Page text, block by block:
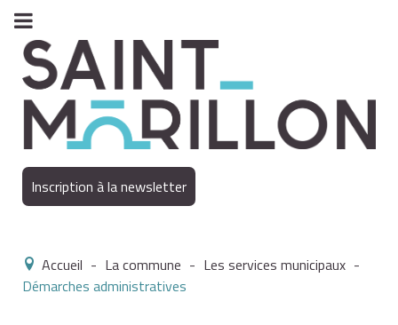
Inscription à la newsletter
Accueil - La commune - Les services municipaux -
Démarches administratives